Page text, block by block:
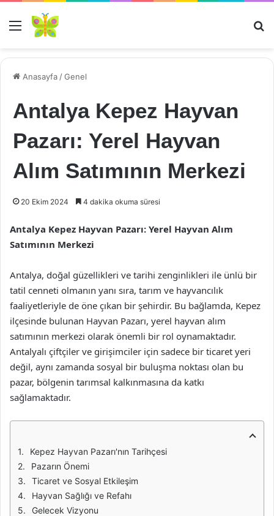
Menü
Anasayfa /Genel
Antalya Kepez Hayvan
Pazarı: Yerel Hayvan
Alım Satımının Merkezi
20 Ekim 2024 4 dakika okuma süresi
Antalya Kepez Hayvan Pazarı: Yerel Hayvan Alım
Satımının Merkezi
Antalya, doğal güzellikleri ve tarihi zenginlikleri ile ünlü bir
tatil cenneti olmanın yanı sıra, tarım ve hayvancılık
faaliyetleriyle de öne çıkan bir şehirdir. Bu bağlamda, Kepez
ilçesinde bulunan Hayvan Pazarı, yerel hayvan alım
satımının merkezi olarak önemli bir rol oynamaktadır.
Antalyalı çiftçiler ve girişimciler için sadece bir ticaret yeri
değil, aynı zamanda sosyal bir buluşma noktası olan bu
pazar, bölgenin tarımsal kalkınmasına da katkı
sağlamaktadır.
Kepez Hayvan Pazarı'nın Tarihçesi
Pazarın Önemi
Ticaret ve Sosyal Etkileşim
Hayvan Sağlığı ve Refahı
Gelecek Vizyonu